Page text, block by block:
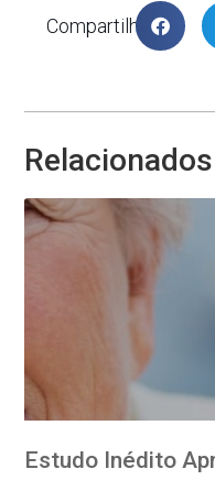
Compartilhar
Relacionados
Estudo Inédito